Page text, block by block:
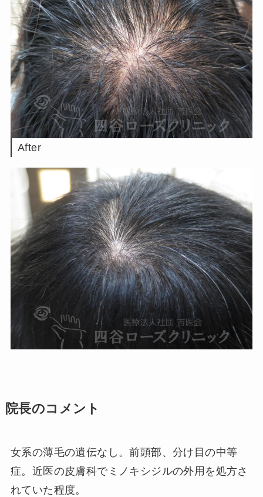
After
院長のコメント
女系の薄毛の遺伝なし。前頭部、分け目の中等
症。近医の皮膚科でミノキシジルの外用を処方さ
れていた程度。